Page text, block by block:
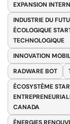
EXPANSION
INDUSTRIE DU
ÉCOLOGIQUE
TECHNOLOGIQUE
INNOVATION
RADWARE BOT
ÉCOSYSTÈME
CANADA